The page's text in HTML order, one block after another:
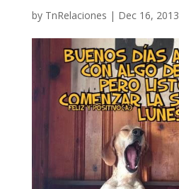
by TnRelaciones | Dec 16, 2013